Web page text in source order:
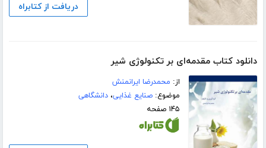
دریافت از کتابراه
دانلود کتاب مقدمه‌ای بر تکنولوژی شیر
از: محمدرضا ایرانمنش
موضوع:صنایع غذایی،دانشگاهی
۱۴۵ صفحه